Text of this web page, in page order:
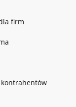
firm